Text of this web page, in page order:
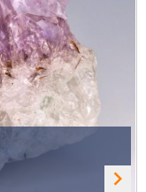
navigate_next